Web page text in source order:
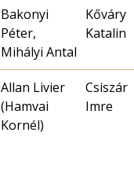
Bakonyi
Péter,
Mihályi Antal
Kőváry
Katalin
Allan Livier
(Hamvai
Kornél)
Csiszár
Imre